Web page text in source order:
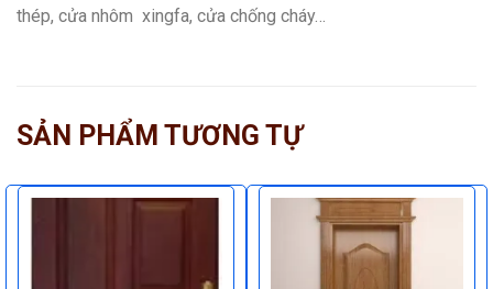
thép, cửa nhôm xingfa, cửa chống cháy…
SẢN PHẨM TƯƠNG TỰ